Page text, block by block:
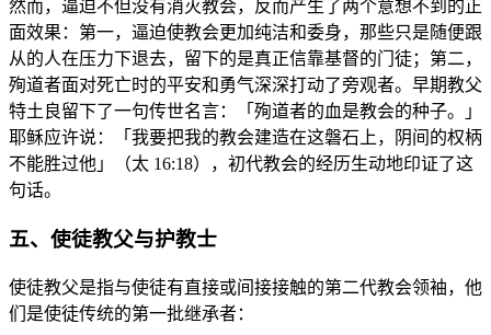
然而，逼迫不但没有消灭教会，反而产生了两个意想不到的正
面效果：第一，逼迫使教会更加纯洁和委身，那些只是随便跟
从的人在压力下退去，留下的是真正信靠基督的门徒；第二，
殉道者面对死亡时的平安和勇气深深打动了旁观者。早期教父
特土良留下了一句传世名言：「殉道者的血是教会的种子。」
耶稣应许说：「我要把我的教会建造在这磐石上，阴间的权柄
不能胜过他」（太 16:18），初代教会的经历生动地印证了这
句话。
五、使徒教父与护教士
使徒教父是指与使徒有直接或间接接触的第二代教会领袖，他
们是使徒传统的第一批继承者：